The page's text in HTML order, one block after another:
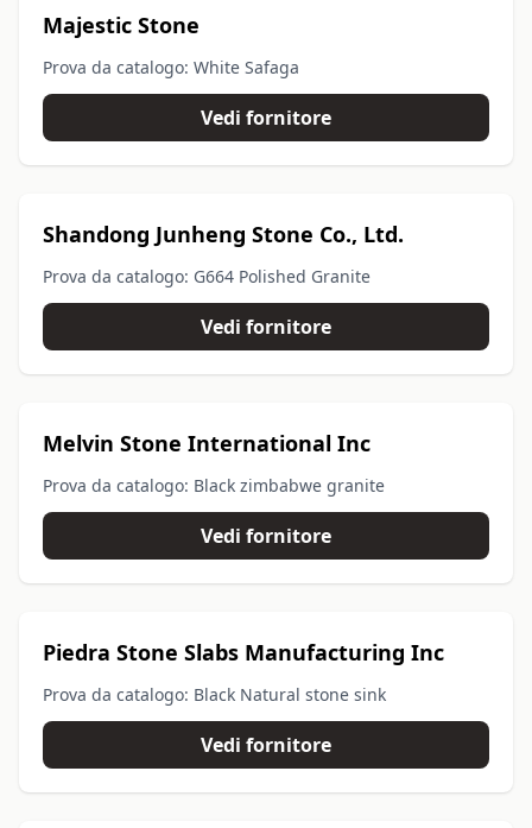
Majestic Stone
Prova da catalogo: White Safaga
Vedi fornitore
Shandong Junheng Stone Co., Ltd.
Prova da catalogo: G664 Polished Granite
Vedi fornitore
Melvin Stone International Inc
Prova da catalogo: Black zimbabwe granite
Vedi fornitore
Piedra Stone Slabs Manufacturing Inc
Prova da catalogo: Black Natural stone sink
Vedi fornitore